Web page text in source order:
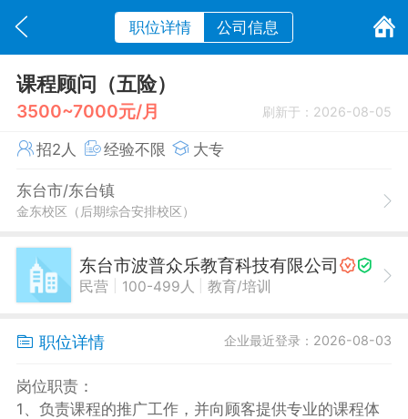
职位详情 公司信息
课程顾问（五险）
3500~7000元/月 刷新于：2026-08-05
招2人 经验不限 大专
东台市/东台镇
金东校区（后期综合安排校区）
东台市波普众乐教育科技有限公司
民营 100-499人 教育/培训
职位详情 企业最近登录：2026-08-03
岗位职责：
1、负责课程的推广工作，并向顾客提供专业的课程体